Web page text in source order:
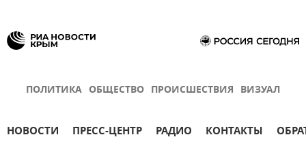
ПОЛИТИКА ОБЩЕСТВО ПРОИСШЕСТВИЯ ВИЗУАЛ
НОВОСТИ ПРЕСС-ЦЕНТР РАДИО КОНТАКТЫ